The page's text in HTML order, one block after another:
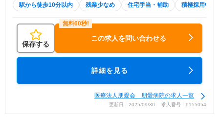
駅から徒歩10分以内 残業少なめ 住宅手当・補助 積極採用中
保存する
この求人を問い合わせる
詳細を見る
医療法人朋愛会 朋愛病院の求人一覧
更新日：2025/09/30 求人番号：9155054